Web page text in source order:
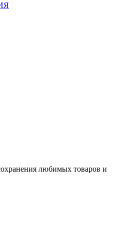
любимых товаров и